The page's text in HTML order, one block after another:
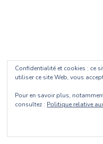
Confidentialité et cookies : ce
utiliser ce site Web, vous
Pour en savoir plus,
consultez : Politique relative